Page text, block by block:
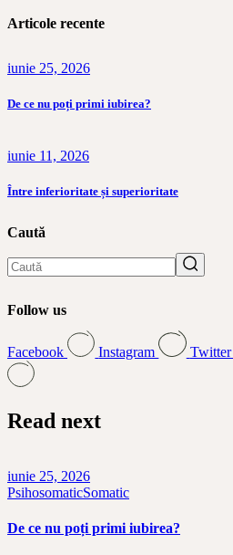
Articole recente
iunie 25, 2026
De ce nu poți primi iubirea?
iunie 11, 2026
Între inferioritate și superioritate
Caută
Search
Follow us
Facebook Instagram Twitter
Read next
iunie 25, 2026
PsihosomaticSomatic
De ce nu poți primi iubirea?